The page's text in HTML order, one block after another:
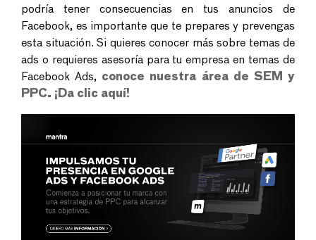
podría tener consecuencias en tus anuncios de
Facebook, es importante que te prepares y prevengas
esta situación. Si quieres conocer más sobre temas de
ads o requieres asesoría para tu empresa en temas de
Facebook Ads, conoce nuestra área de SEM y
PPC. ¡Da clic aquí!